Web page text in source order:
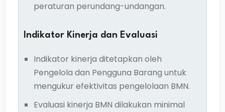
peraturan perundang-undangan.
Indikator Kinerja dan Evaluasi
Indikator kinerja ditetapkan oleh
Pengelola dan Pengguna Barang untuk
mengukur efektivitas pengelolaan BMN.
Evaluasi kinerja BMN dilakukan minimal